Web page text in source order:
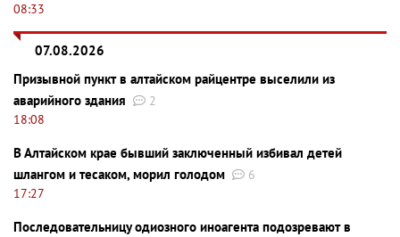
08:33
07.08.2026
Призывной пункт в алтайском райцентре выселили из
аварийного здания
2
18:08
В Алтайском крае бывший заключенный избивал детей
шлангом и тесаком, морил голодом
6
17:27
Последовательницу одиозного иноагента подозревают в